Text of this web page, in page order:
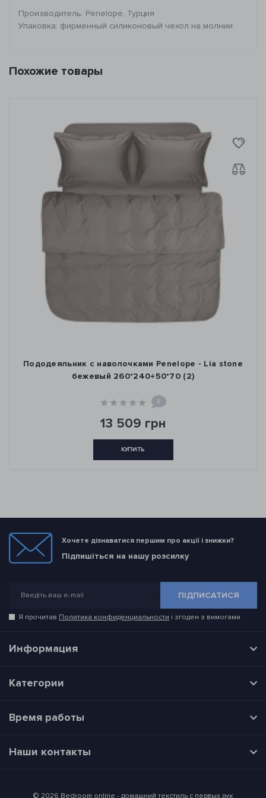
Производитель: Penelope, Турция
Упаковка: фирменный силиконовый чехол на молнии
Похожие товары
Пододеяльник с наволочками Penelope - Lia stone
бежевый 260*240+50*70 (2)
0
13 509 грн
КУПИТЬ
Хочете дізнаватися першим про акції і знижки?
Підпишіться на нашу розсилку
ПІДПИСАТИСЯ
Я прочитав Политика конфиденциальности і згоден з вимогами
Информация
Категории
Время работы
Наши контакты
© 2026 Bedroom online - домашний текстиль с первых рук